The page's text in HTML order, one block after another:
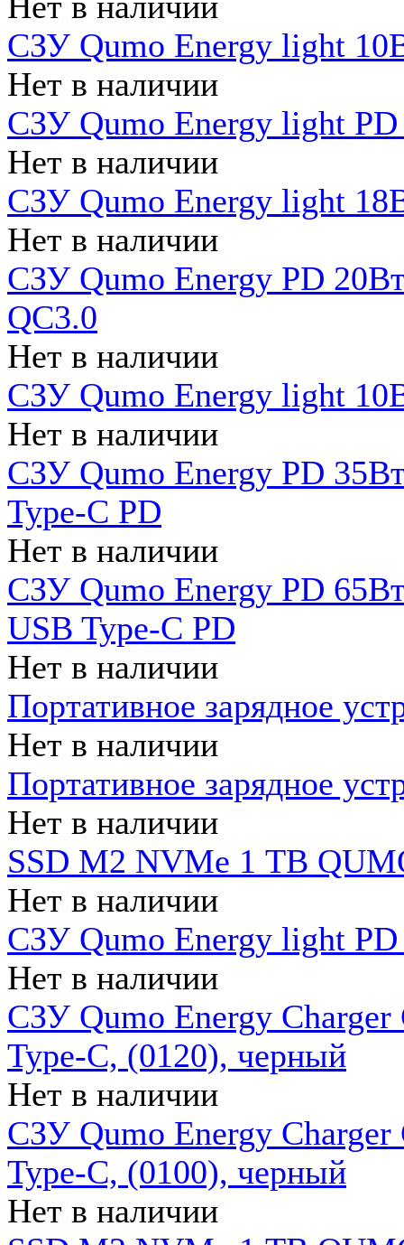
СЗУ Qumo Energy light
Нет в наличии
СЗУ Qumo Energy light
Нет в наличии
СЗУ Qumo Energy light
Нет в наличии
СЗУ Qumo Energy PD
QC3.0
Нет в наличии
СЗУ Qumo Energy light
Нет в наличии
СЗУ Qumo Energy PD
Type-C PD
Нет в наличии
СЗУ Qumo Energy PD
USB Type-C PD
Нет в наличии
Портативное зарядное
Нет в наличии
Портативное зарядное
Нет в наличии
SSD M2 NVMe 1 ТB
Нет в наличии
СЗУ Qumo Energy light PD
Нет в наличии
СЗУ Qumo Energy
Type-C, (0120), черный
Нет в наличии
СЗУ Qumo Energy
Type-C, (0100), черный
Нет в наличии